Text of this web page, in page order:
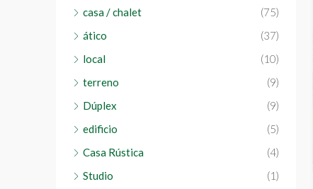
casa / chalet
(75)
ático
(37)
local
(10)
terreno
(9)
Dúplex
(9)
edificio
(5)
Casa Rústica
(4)
Studio
(1)